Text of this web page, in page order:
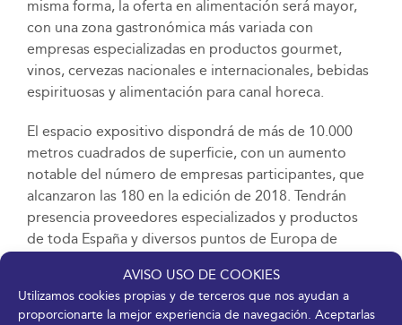
AVISO USO DE COOKIES
Utilizamos cookies propias y de terceros que nos ayudan a
proporcionarte la mejor experiencia de navegación. Aceptarlas
misma forma, la oferta en alimentación será mayor,
con una zona gastronómica más variada con
empresas especializadas en productos gourmet,
vinos, cervezas nacionales e internacionales, bebidas
espirituosas y alimentación para canal horeca.
El espacio expositivo dispondrá de más de 10.000
metros cuadrados de superficie, con un aumento
notable del número de empresas participantes, que
alcanzaron las 180 en la edición de 2018. Tendrán
presencia proveedores especializados y productos
de toda España y diversos puntos de Europa de
decoración, lavandería e higiene, climatización o
distribución automática, entre otros.